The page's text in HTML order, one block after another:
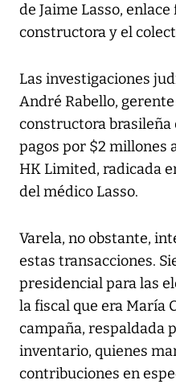
de Jaime Lasso,
constructora y el
Las investigaciones
André Rabello,
constructora brasileña
pagos por $2 millones
HK Limited, radicada
del médico Lasso.
Varela, no obstante,
estas transacciones.
presidencial para las
la fiscal que era María
campaña, respaldada
inventario, quienes
contribuciones en